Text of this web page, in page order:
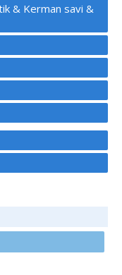
& Kerman savi &